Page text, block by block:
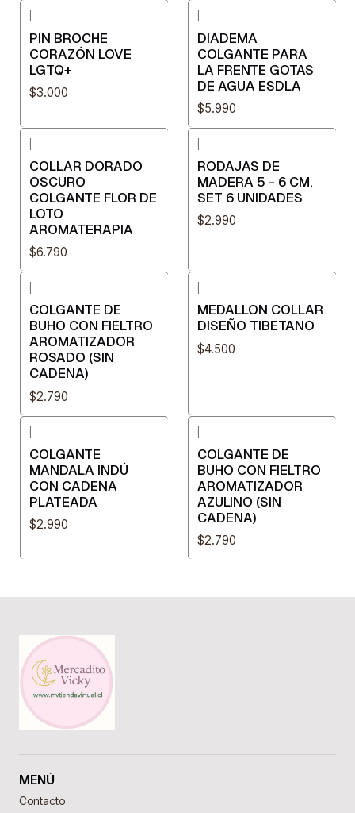
PIN BROCHE
CORAZÓN LOVE
LGTQ+
$3.000
DIADEMA
COLGANTE PARA
LA FRENTE GOTAS
DE AGUA ESDLA
$5.990
COLLAR DORADO
OSCURO
COLGANTE FLOR DE
LOTO
AROMATERAPIA
$6.790
RODAJAS DE
MADERA 5 - 6 CM,
SET 6 UNIDADES
$2.990
COLGANTE DE
BUHO CON FIELTRO
AROMATIZADOR
ROSADO (SIN
CADENA)
$2.790
MEDALLON COLLAR
DISEÑO TIBETANO
$4.500
COLGANTE
MANDALA INDÚ
CON CADENA
PLATEADA
$2.990
COLGANTE DE
BUHO CON FIELTRO
AROMATIZADOR
AZULINO (SIN
CADENA)
$2.790
MENÚ
Contacto